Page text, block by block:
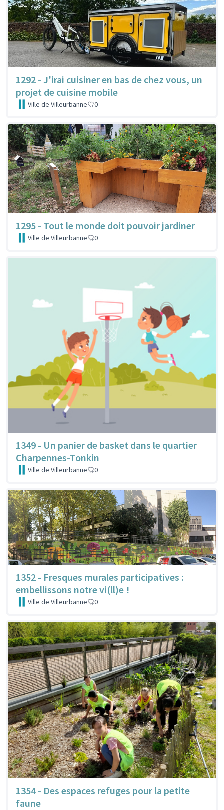
1292 - J'irai cuisiner en bas de chez vous, un
projet de cuisine mobile
Ville de Villeurbanne 0
1295 - Tout le monde doit pouvoir jardiner
Ville de Villeurbanne 0
1349 - Un panier de basket dans le quartier
Charpennes-Tonkin
Ville de Villeurbanne 0
1352 - Fresques murales participatives :
embellissons notre vi(ll)e !
Ville de Villeurbanne 0
1354 - Des espaces refuges pour la petite
faune